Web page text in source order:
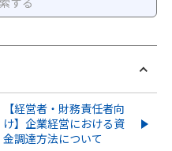
【経営者・財務責任者向
け】企業経営における資
金調達方法について